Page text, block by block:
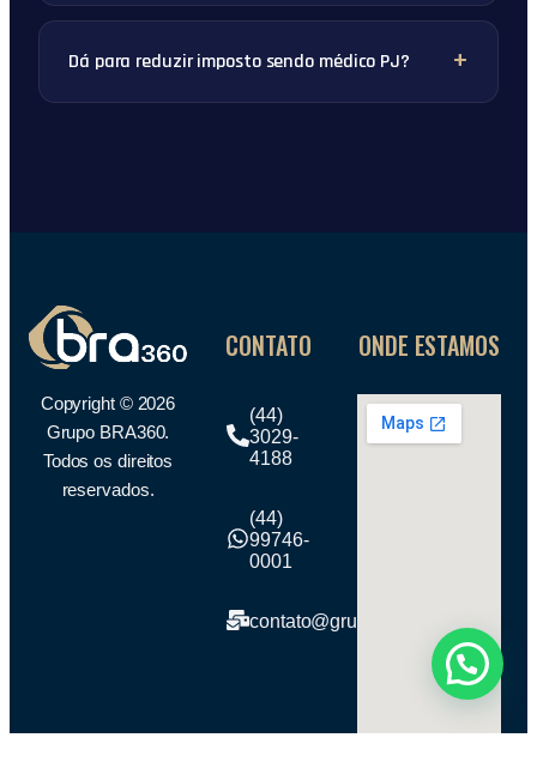
Dá para reduzir imposto sendo médico PJ?
Copyright © 2026
Grupo BRA360.
Todos os direitos
reservados.
CONTATO
(44)
3029-
4188
(44)
99746-
0001
contato@grupobra360.com
ONDE ESTAMOS